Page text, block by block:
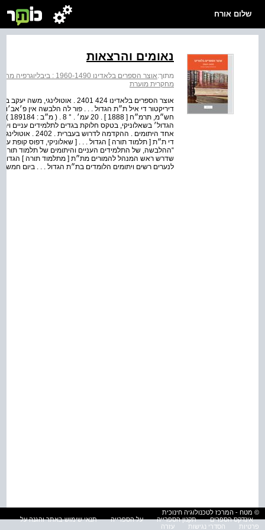
שלום אורח
נאומים והרצאות
מתוך:אוצר הספרים בלאדינו 1960-1490 : ביבליוגרפיה מחקרית מוערת
מחקרית מוערת
אוצר הספרים בלאדינו 424 2401 .
דיריקטור די איל ת״ת הגדול . . . פור לה הלבשה אין פ׳אב׳ור
אחד היתומים .
שדרש ראש המנהל להמורים מת״ת [ מתלמוד תורה ] הגדול .
לנערים רשים ויתומים הלומדים בת״ת הגדול . . . ביום
© מטח - המרכז לטכנולוגיה חינוכית
אינדקס הספרים
תקנון הספרייה על הספרייה
תנאי שימוש באתר והגנה על
פרטיות
הסדרי נגישות עזרה